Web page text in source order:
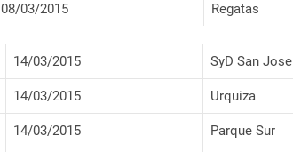
08/03/2015 Regatas
14/03/2015 SyD San Jose
14/03/2015 Urquiza
14/03/2015 Parque Sur